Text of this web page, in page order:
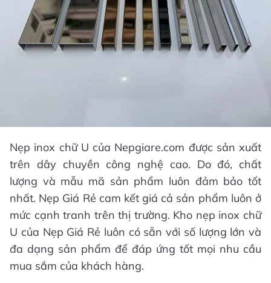
Nẹp inox chữ U của Nepgiare.com được sản xuất
trên dây chuyền công nghệ cao. Do đó, chất
lượng và mẫu mã sản phẩm luôn đảm bảo tốt
nhất. Nẹp Giá Rẻ cam kết giá cả sản phẩm luôn ở
mức cạnh tranh trên thị trường. Kho nẹp inox chữ
U của Nẹp Giá Rẻ luôn có sẵn với số lượng lớn và
đa dạng sản phẩm để đáp ứng tốt mọi nhu cầu
mua sắm của khách hàng.